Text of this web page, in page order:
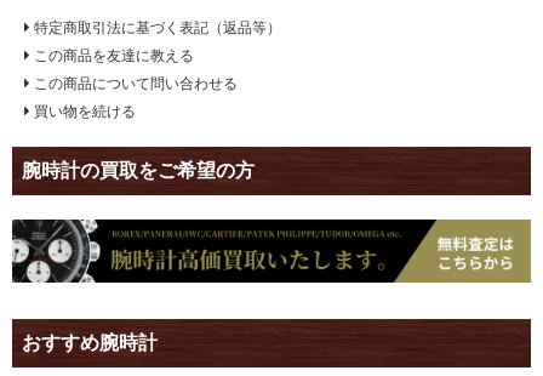
特定商取引法に基づく表記（返品等）
この商品を友達に教える
この商品について問い合わせる
買い物を続ける
腕時計の買取をご希望の方
おすすめ腕時計